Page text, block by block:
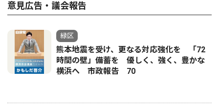
意見広告・議会報告
緑区
熊本地震を受け、更なる対応強化を 「72
時間の壁」備蓄を 優しく、強く、豊かな
横浜へ 市政報告 70